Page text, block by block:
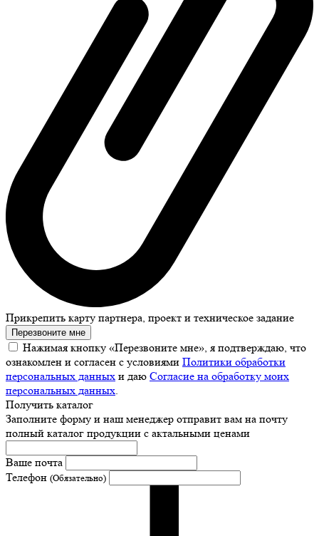
Прикрепить карту партнера, проект и техническое задание
Перезвоните мне
Нажимая кнопку «Перезвоните мне», я подтверждаю, что
ознакомлен и согласен с условиями Политики обработки
персональных данных и даю Согласие на обработку моих
персональных данных.
Получить каталог
Заполните форму и наш менеджер отправит вам на почту
полный каталог продукции с актальными ценами
Ваше почта
Телефон (Обязательно)